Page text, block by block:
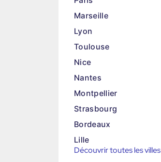
Marseille
Lyon
Toulouse
Nice
Nantes
Montpellier
Strasbourg
Bordeaux
Lille
Découvrir toutes les villes